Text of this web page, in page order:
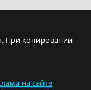
При копировании
на сайте